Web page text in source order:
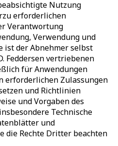
Nutzung
erforderlichen
Verantwortung
Verwendung und
ist der Abnehmer selbst
Feddersen vertriebenen
für Anwendungen
erforderlichen Zulassungen
und Richtlinien
und Vorgaben des
Technische
und
die Rechte Dritter beachten